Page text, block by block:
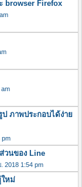
browser Firefox
ภาพประกอบได้ง่าย
pm
วนของ Line
2018 1:54 pm
ใหม่